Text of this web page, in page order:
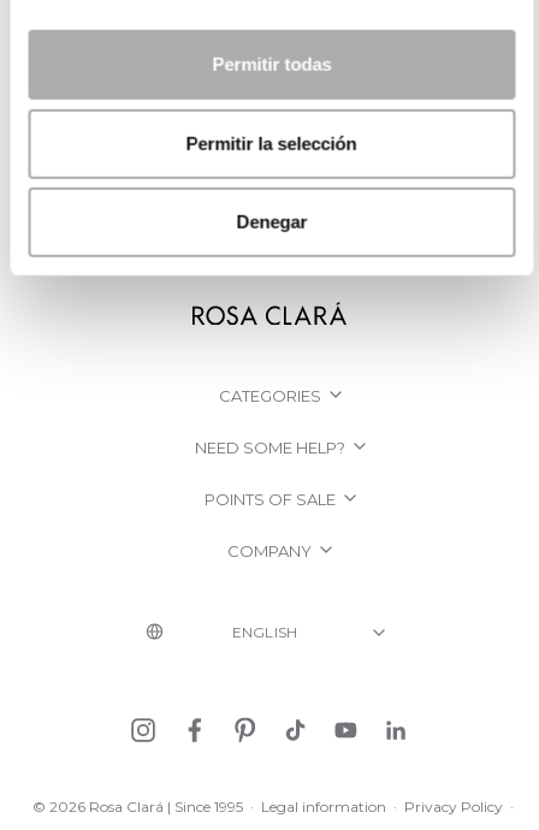
Permitir todas
Permitir la selección
Denegar
CATEGORIES
NEED SOME HELP?
POINTS OF SALE
COMPANY
© 2026 Rosa Clará | Since 1995 · Legal information · Privacy Policy ·